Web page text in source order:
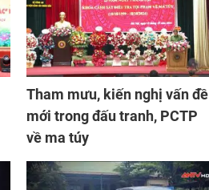
Tham mưu, kiến nghị vấn đề
mới trong đấu tranh, PCTP
về ma túy